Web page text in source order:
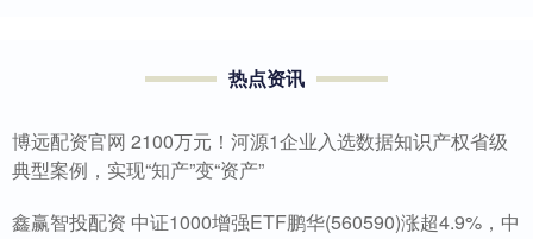
热点资讯
博远配资官网 2100万元！河源1企业入选数据知识产权省级
典型案例，实现“知产”变“资产”
鑫赢智投配资 中证1000增强ETF鹏华(560590)涨超4.9%，中